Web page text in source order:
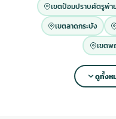
เขตป้อมปราบศัตรูพ่า
เขตลาดกระบัง
เขตพ
ดูทั้งห